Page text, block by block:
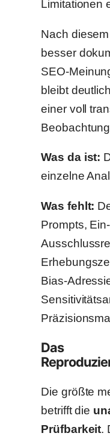
Limitationen
Nach
besser
SEO-
bleibt
einer voll
Was da ist:
einzelne
Was fehlt:
Prompts,
Bias-
Das
Die größte
betrifft die
Prüfbarkeit.